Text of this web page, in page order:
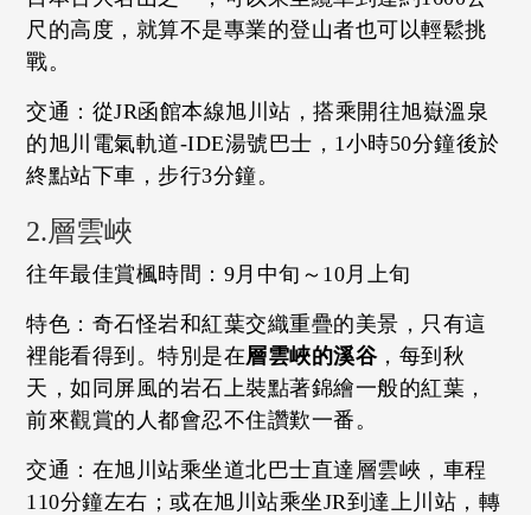
尺的高度，就算不是專業的登山者也可以輕鬆挑
戰。
交通：從JR函館本線旭川站，搭乘開往旭嶽溫泉
的旭川電氣軌道-IDE湯號巴士，1小時50分鐘後於
終點站下車，步行3分鐘。
2.層雲峽
往年最佳賞楓時間：9月中旬～10月上旬
特色：奇石怪岩和紅葉交織重疊的美景，只有這
裡能看得到。特別是在層雲峽的溪谷，每到秋
天，如同屏風的岩石上裝點著錦繪一般的紅葉，
前來觀賞的人都會忍不住讚歎一番。
交通：在旭川站乘坐道北巴士直達層雲峽，車程
110分鐘左右；或在旭川站乘坐JR到達上川站，轉